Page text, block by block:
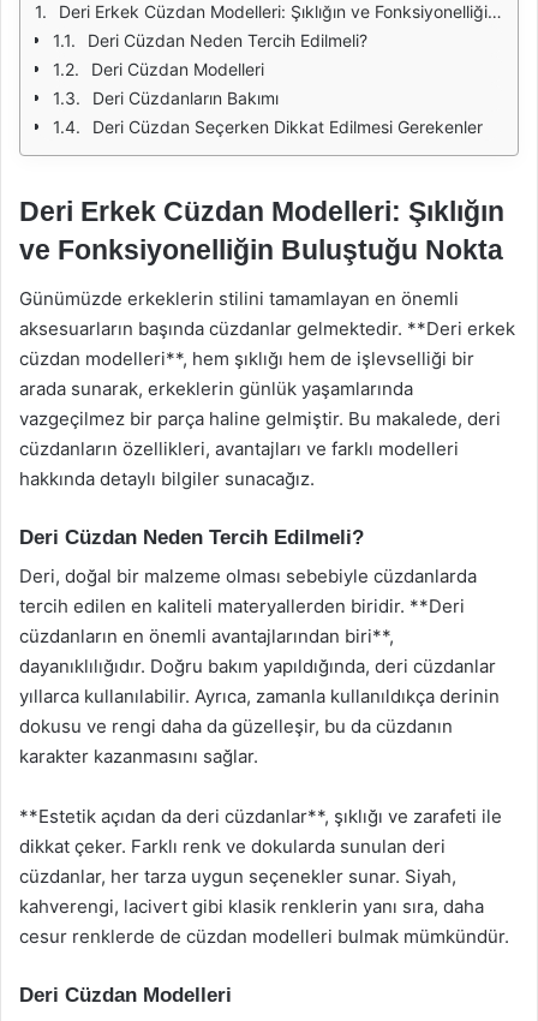
Deri Erkek Cüzdan Modelleri: Şıklığın ve Fonksiyonelliğin Buluştuğu Nokta
Deri Cüzdan Neden Tercih Edilmeli?
Deri Cüzdan Modelleri
Deri Cüzdanların Bakımı
Deri Cüzdan Seçerken Dikkat Edilmesi Gerekenler
Deri Erkek Cüzdan Modelleri: Şıklığın
ve Fonksiyonelliğin Buluştuğu Nokta
Günümüzde erkeklerin stilini tamamlayan en önemli
aksesuarların başında cüzdanlar gelmektedir. **Deri erkek
cüzdan modelleri**, hem şıklığı hem de işlevselliği bir
arada sunarak, erkeklerin günlük yaşamlarında
vazgeçilmez bir parça haline gelmiştir. Bu makalede, deri
cüzdanların özellikleri, avantajları ve farklı modelleri
hakkında detaylı bilgiler sunacağız.
Deri Cüzdan Neden Tercih Edilmeli?
Deri, doğal bir malzeme olması sebebiyle cüzdanlarda
tercih edilen en kaliteli materyallerden biridir. **Deri
cüzdanların en önemli avantajlarından biri**,
dayanıklılığıdır. Doğru bakım yapıldığında, deri cüzdanlar
yıllarca kullanılabilir. Ayrıca, zamanla kullanıldıkça derinin
dokusu ve rengi daha da güzelleşir, bu da cüzdanın
karakter kazanmasını sağlar.
**Estetik açıdan da deri cüzdanlar**, şıklığı ve zarafeti ile
dikkat çeker. Farklı renk ve dokularda sunulan deri
cüzdanlar, her tarza uygun seçenekler sunar. Siyah,
kahverengi, lacivert gibi klasik renklerin yanı sıra, daha
cesur renklerde de cüzdan modelleri bulmak mümkündür.
Deri Cüzdan Modelleri